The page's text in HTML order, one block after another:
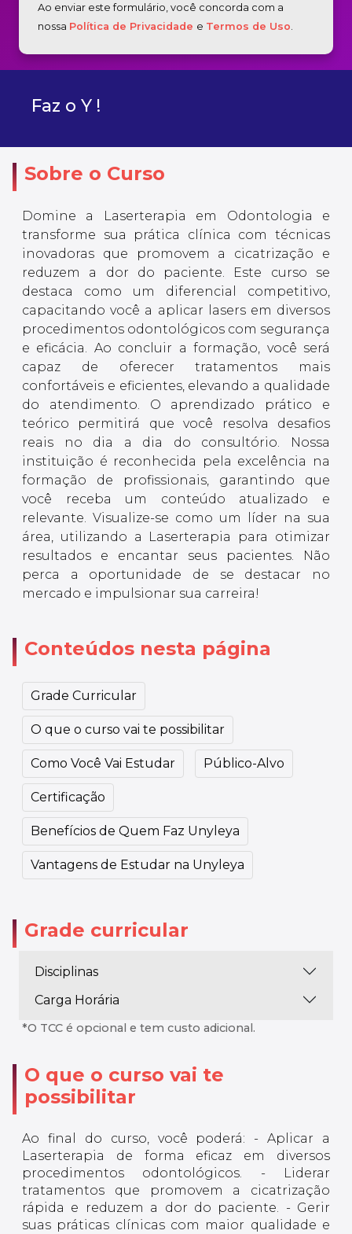
Ao enviar este formulário, você concorda com a
nossa Política de Privacidade e Termos de Uso.
Faz o Y !
Sobre o Curso
Domine a Laserterapia em Odontologia e
transforme sua prática clínica com técnicas
inovadoras que promovem a cicatrização e
reduzem a dor do paciente. Este curso se
destaca como um diferencial competitivo,
capacitando você a aplicar lasers em diversos
procedimentos odontológicos com segurança
e eficácia. Ao concluir a formação, você será
capaz de oferecer tratamentos mais
confortáveis e eficientes, elevando a qualidade
do atendimento. O aprendizado prático e
teórico permitirá que você resolva desafios
reais no dia a dia do consultório. Nossa
instituição é reconhecida pela excelência na
formação de profissionais, garantindo que
você receba um conteúdo atualizado e
relevante. Visualize-se como um líder na sua
área, utilizando a Laserterapia para otimizar
resultados e encantar seus pacientes. Não
perca a oportunidade de se destacar no
mercado e impulsionar sua carreira!
Conteúdos nesta página
Grade Curricular
O que o curso vai te possibilitar
Como Você Vai Estudar Público-Alvo
Certificação
Benefícios de Quem Faz Unyleya
Vantagens de Estudar na Unyleya
Grade curricular
Disciplinas
Carga Horária
*O TCC é opcional e tem custo adicional.
O que o curso vai te
possibilitar
Ao final do curso, você poderá: - Aplicar a
Laserterapia de forma eficaz em diversos
procedimentos odontológicos. - Liderar
tratamentos que promovem a cicatrização
rápida e reduzem a dor do paciente. - Gerir
suas práticas clínicas com maior qualidade e